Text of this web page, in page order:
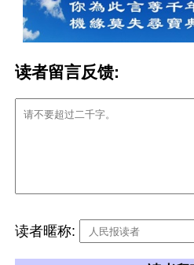
读者留言反馈:
读者暱称: